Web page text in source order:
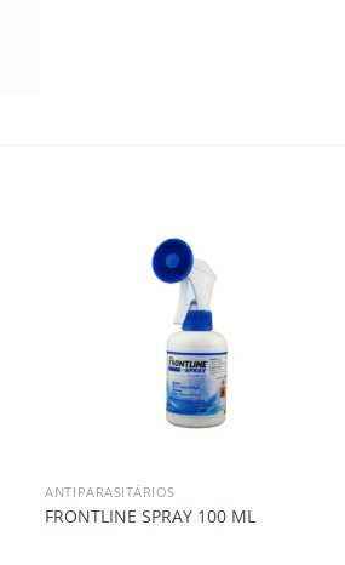
ANTIPARASITÁRIOS
FRONTLINE SPRAY 100 ML